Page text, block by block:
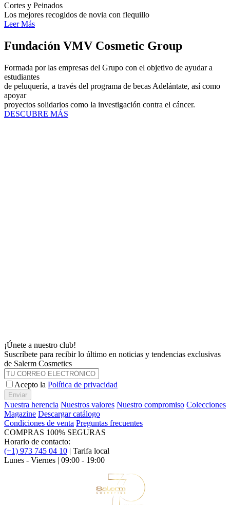
Cortes y Peinados
Los mejores recogidos de novia con flequillo
Leer Más
Fundación VMV Cosmetic Group
Formada por las empresas del Grupo con el objetivo de ayudar a
estudiantes
de peluquería, a través del programa de becas Adelántate, así como
apoyar
proyectos solidarios como la investigación contra el cáncer.
DESCUBRE MÁS
¡Únete a nuestro club!
Suscríbete para recibir lo último en noticias y tendencias exclusivas
de Salerm Cosmetics
Acepto la Política de privacidad
Enviar
Nuestra herencia Nuestros valores Nuestro compromiso Colecciones
Magazine Descargar catálogo
Condiciones de venta Preguntas frecuentes
COMPRAS 100% SEGURAS
Horario de contacto:
(+1) 973 745 04 10 | Tarifa local
Lunes - Viernes | 09:00 - 19:00